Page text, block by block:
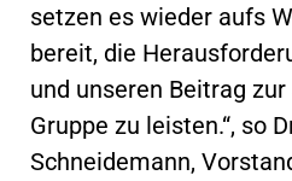
setzen es wieder aufs
bereit, die
und unseren Beitrag
Gruppe zu leisten.“, so
Schneidemann,